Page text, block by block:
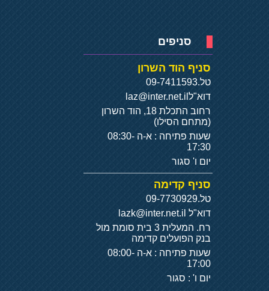
סניפים
סניף הוד השרון
טל.09-7411593
דוא"ל laz@inter.net.il
רחוב התכלת 18, הוד השרון
(מתחם הסילו)
שעות פתיחה : א-ה 08:30-
17:30
יום ו' סגור
סניף קדימה
טל.09-7730929
דוא"ל
רח. המעלית 3 בית סומת מול
בנק הפועלים קדימה
שעות פתיחה : א-ה 08:00-
17:00
יום ו' : סגור